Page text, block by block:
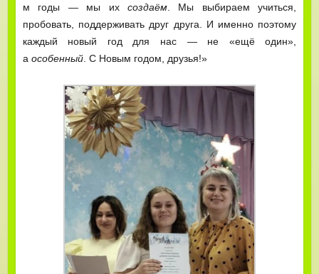
м годы — мы их создаём. Мы выбираем учиться,
пробовать, поддерживать друг друга. И именно поэтому
каждый новый год для нас — не «ещё один»,
а особенный. С Новым годом, друзья!»